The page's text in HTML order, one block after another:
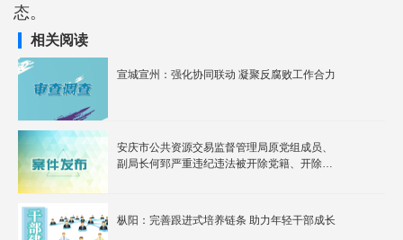
态。
相关阅读
宣城宣州：强化协同联动 凝聚反腐败工作合力
安庆市公共资源交易监督管理局原党组成员、
副局长何郅严重违纪违法被开除党籍、开除公
枞阳：完善跟进式培养链条 助力年轻干部成长